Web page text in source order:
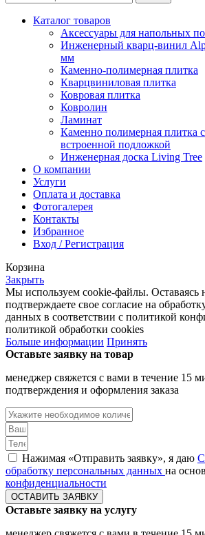
Каталог товаров
Аксессуары для напольных
Инженерный кварц-винил
мм
Каменно-полимерная плитка
Кварцвиниловая плитка
Ковровая плитка
Ковролин
Ламинат
Каменно полимерная плитка
встроенной подложкой
Инженерная доска Living Tree
О компании
Услуги
Оплата и доставка
Фотогалерея
Контакты
Избранное
Вход / Регистрация
Корзина
Закрыть
Мы используем cookie-файлы. Оставаясь
подтверждаете свое согласие на
данных в соответствии с политикой
политикой обработки cookies
Больше информации Принять
Оставьте заявку на товар
менеджер свяжется с вами в течение 15
подтверждения и оформления заказа
Нажимая «Отправить заявку», я даю
обработку персональных данных на
конфиденциальности
ОСТАВИТЬ ЗАЯВКУ
Оставьте заявку на услугу